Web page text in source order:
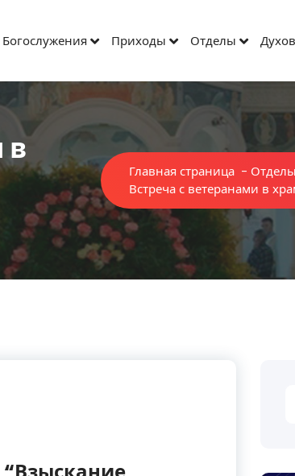
Богослужения Приходы Отделы
в
Главная страница - Отделы
Встреча с ветеранами в